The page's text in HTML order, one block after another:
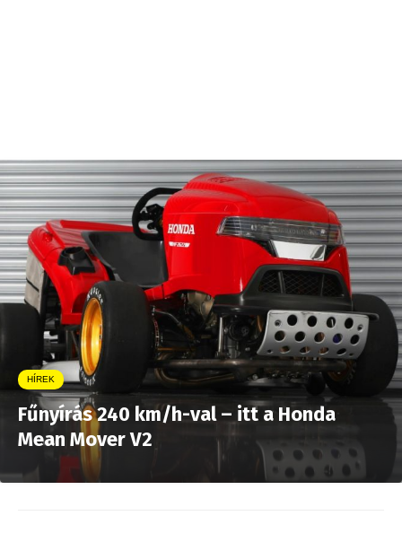
HÍREK
Fűnyírás 240 km/h-val – itt a Honda
Mean Mover V2